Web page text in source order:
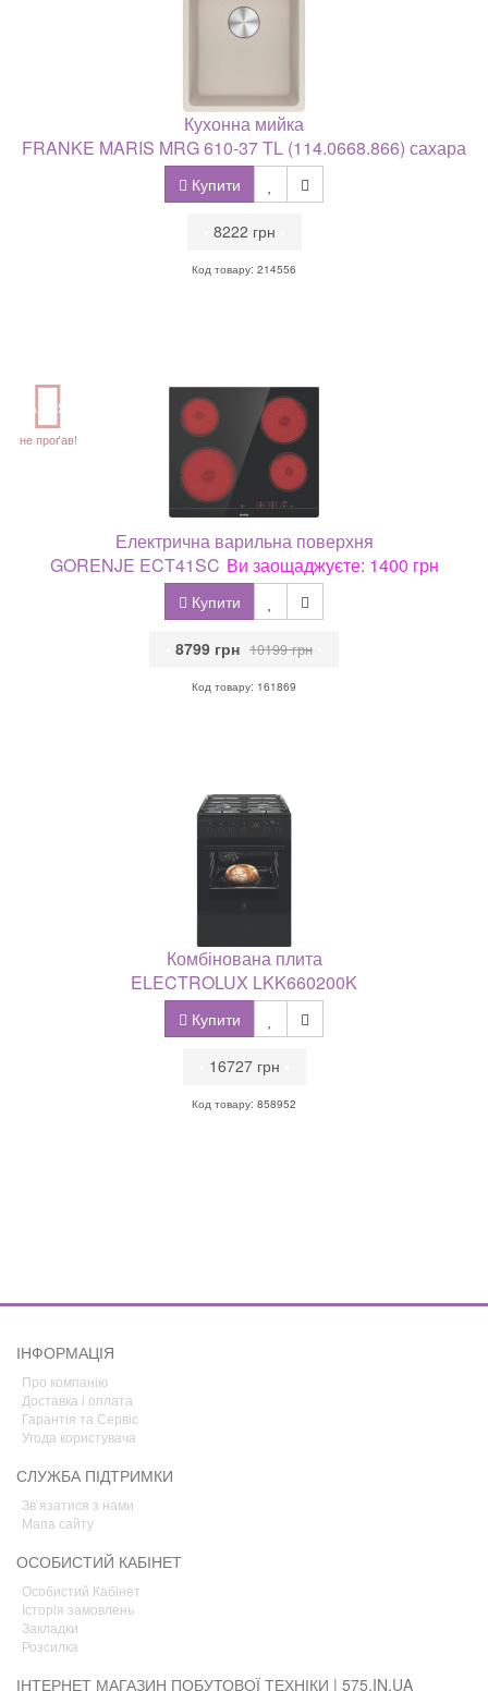
Кухонна мийка
FRANKE MARIS MRG 610-37 TL (114.0668.866) сахара
Купити
8222 грн
Код товару: 214556
АКЦІЯ
не проґав!
Електрична варильна поверхня
GORENJE ECT41SC Ви заощаджуєте: 1400 грн
Купити
8799 грн 10199 грн
Код товару: 161869
Комбінована плита
ELECTROLUX LKK660200K
Купити
16727 грн
Код товару: 858952
ІНФОРМАЦІЯ
Про компанію
Доставка і оплата
Гарантія та Сервіс
Угода користувача
СЛУЖБА ПІДТРИМКИ
Зв’язатися з нами
Мапа сайту
ОСОБИСТИЙ КАБІНЕТ
Особистий Кабінет
Історія замовлень
Закладки
Розсилка
ІНТЕРНЕТ МАГАЗИН ПОБУТОВОЇ ТЕХНІКИ | 575.IN.UA